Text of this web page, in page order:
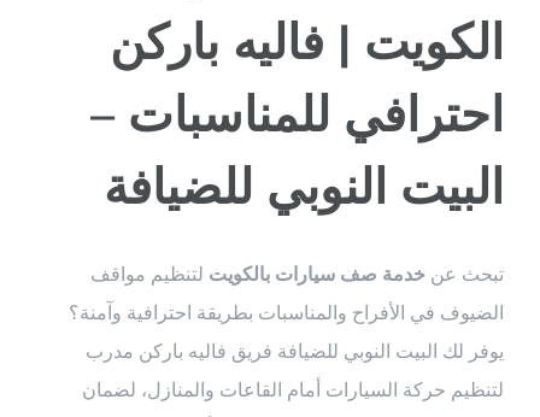
الكويت | فاليه باركن
احترافي للمناسبات –
البيت النوبي للضيافة
تبحث عن خدمة صف سيارات بالكويت لتنظيم مواقف
الضيوف في الأفراح والمناسبات بطريقة احترافية وآمنة؟
يوفر لك البيت النوبي للضيافة فريق فاليه باركن مدرب
لتنظيم حركة السيارات أمام القاعات والمنازل، لضمان